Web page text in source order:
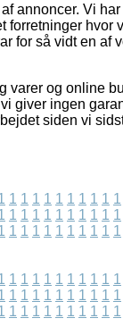
annoncer. Vi
forretninger hvor
for så vidt en af
varer og online
giver ingen
siden vi
1 1 1 1 1 1 1 1 1 1
1 1 1 1 1 1 1 1 1 1
1 1 1 1 1 1 1 1 1 1
1 1 1 1 1 1 1 1 1 1
1 1 1 1 1 1 1 1 1 1
1 1 1 1 1 1 1 1 1 1